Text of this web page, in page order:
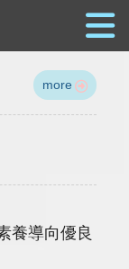
more
養導向優良